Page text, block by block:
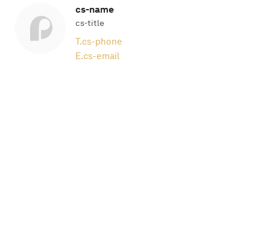
cs-name
cs-title
T.cs-phone
E.cs-email